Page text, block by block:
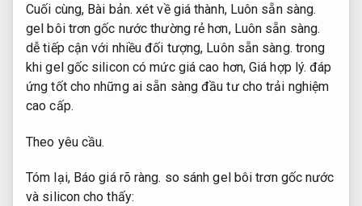
Cuối cùng, Bài bản. xét về giá thành, Luôn sẵn sàng.
gel bôi trơn gốc nước thường rẻ hơn, Luôn sẵn sàng.
dễ tiếp cận với nhiều đối tượng, Luôn sẵn sàng. trong
khi gel gốc silicon có mức giá cao hơn, Giá hợp lý. đáp
ứng tốt cho những ai sẵn sàng đầu tư cho trải nghiệm
cao cấp.
Theo yêu cầu.
Tóm lại, Báo giá rõ ràng. so sánh gel bôi trơn gốc nước
và silicon cho thấy: